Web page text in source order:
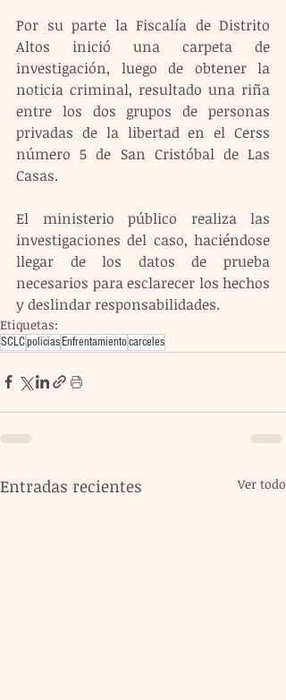
Por su parte la Fiscalía de Distrito
Altos inició una carpeta de
investigación, luego de obtener la
noticia criminal, resultado una riña
entre los dos grupos de personas
privadas de la libertad en el Cerss
número 5 de San Cristóbal de Las
Casas.
El ministerio público realiza las
investigaciones del caso, haciéndose
llegar de los datos de prueba
necesarios para esclarecer los hechos
y deslindar responsabilidades.
Etiquetas:
SCLCpoliciasEnfrentamientocarceles
Entradas recientes Ver todo